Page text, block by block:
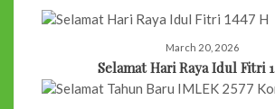
March 20, 2026
Selamat Hari Raya Idul Fitri